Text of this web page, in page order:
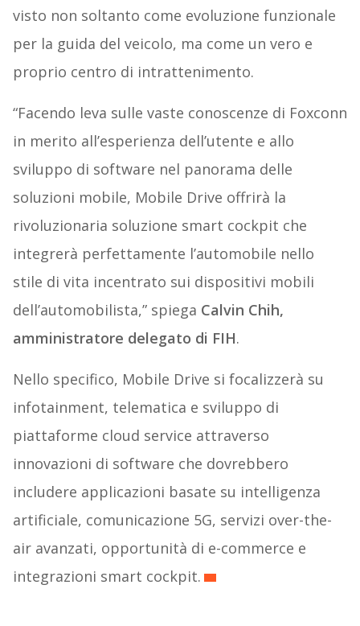
visto non soltanto come evoluzione funzionale
per la guida del veicolo, ma come un vero e
proprio centro di intrattenimento.
“Facendo leva sulle vaste conoscenze di Foxconn
in merito all’esperienza dell’utente e allo
sviluppo di software nel panorama delle
soluzioni mobile, Mobile Drive offrirà la
rivoluzionaria soluzione smart cockpit che
integrerà perfettamente l’automobile nello
stile di vita incentrato sui dispositivi mobili
dell’automobilista,” spiega Calvin Chih,
amministratore delegato di FIH.
Nello specifico, Mobile Drive si focalizzerà su
infotainment, telematica e sviluppo di
piattaforme cloud service attraverso
innovazioni di software che dovrebbero
includere applicazioni basate su intelligenza
artificiale, comunicazione 5G, servizi over-the-
air avanzati, opportunità di e-commerce e
integrazioni smart cockpit.